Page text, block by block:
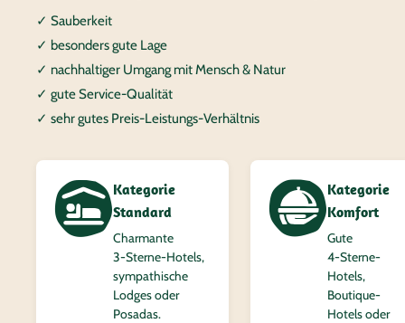
✓ Sauberkeit
✓ besonders gute Lage
✓ nachhaltiger Umgang mit Mensch & Natur
✓ gute Service-Qualität
✓ sehr gutes Preis-Leistungs-Verhältnis
Kategorie
Standard
Charmante
3‑Sterne-Hotels,
sympathische
Lodges oder
Posadas.
Kategorie
Komfort
Gute
4‑Sterne-
Hotels,
Boutique-
Hotels oder